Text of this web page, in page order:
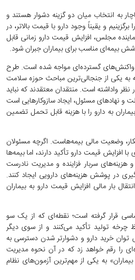
به انتخاب میان دو گزینه دشوار هستند و
و یقیناً وجود دارو با قیمت بالاتر، در
مجلس، افزایش قیمت دارو زمانی قابل
بیمه‌ای مناسب برای بیماران جبران شود.
واکنش‌های گسترده‌ای مواجه شده است. طرح
به یکی از جنجالی‌ترین مباحث حوزه سلامت
واداشته است. منتقدان معتقدند که نباید
و نهاد‌های مسئول، ایجاد سازوکار‌هایی است
به دارو را با هزینه قابل تحمل تضمین
وضعیت مالی بیمه‌هاست. اگرچه مسئولان
قیمت دارو تأکید دارند، اما بیمه‌ها
سربار فزاینده و مدیریت نادرست
در پوشش هزینه‌های دارویی ایجاد کنند.
بار مالی افزایش قیمت دارو به بیماران
قرار گرفته است؛ نقطه‌ای که از یک سو
چرخه تولید تأکید می‌کنند و از سوی دیگر
خرید دارو و دشوارتر شدن دسترسی به
را رقم خواهد زد که در آن نحوه مدیریت
به یکی از مهم‌ترین آزمون‌های نظام